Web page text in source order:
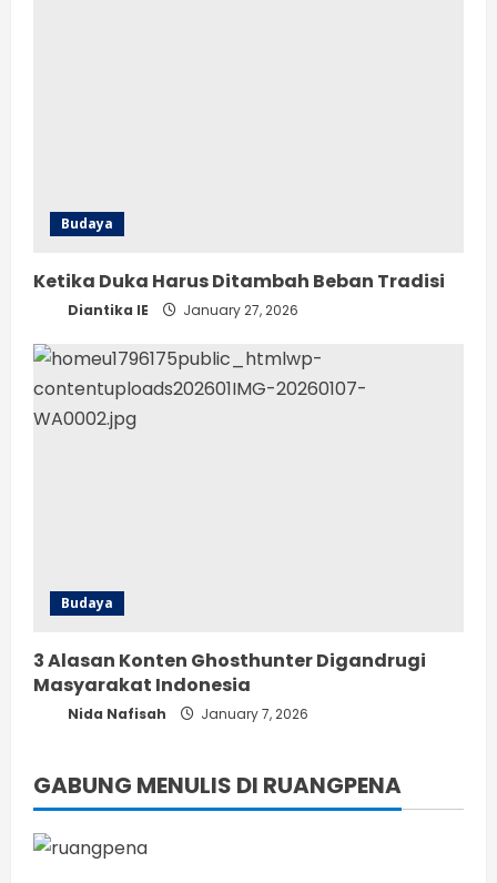
Budaya
Ketika Duka Harus Ditambah Beban Tradisi
Diantika IE January 27, 2026
Budaya
3 Alasan Konten Ghosthunter Digandrugi
Masyarakat Indonesia
Nida Nafisah January 7, 2026
GABUNG MENULIS DI RUANGPENA